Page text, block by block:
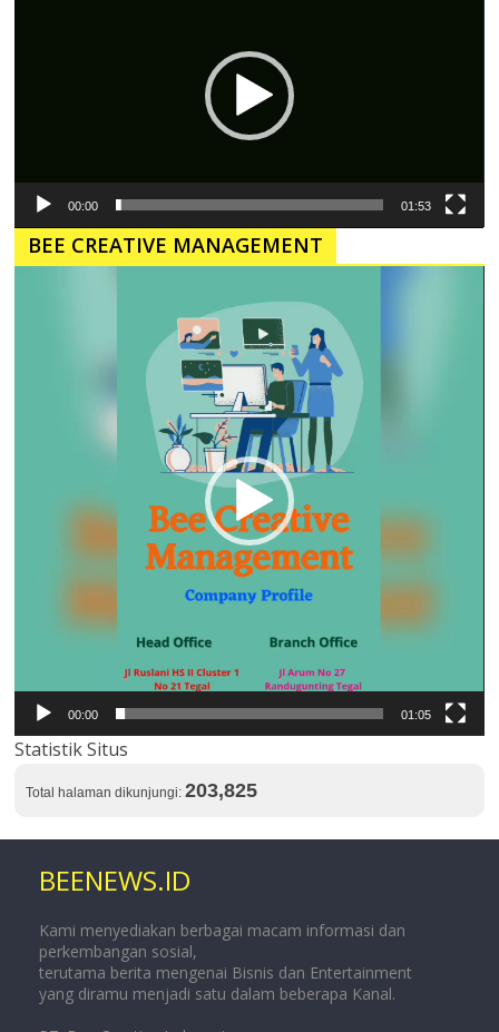
00:00 01:53
BEE CREATIVE MANAGEMENT
00:00 01:05
Statistik Situs
Total halaman dikunjungi:203,825
BEENEWS.ID
Kami menyediakan berbagai macam informasi dan
perkembangan sosial,
terutama berita mengenai Bisnis dan Entertainment
yang diramu menjadi satu dalam beberapa Kanal.